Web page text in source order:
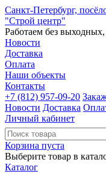
Санкт-Петербург,
"Строй центр"
Работаем без
Новости
Доставка
Оплата
Наши объекты
Контакты
+7 (812) 957-09-20
Новости Доставка
Личный кабинет
Корзина пуста
Выберите товар в
Каталог